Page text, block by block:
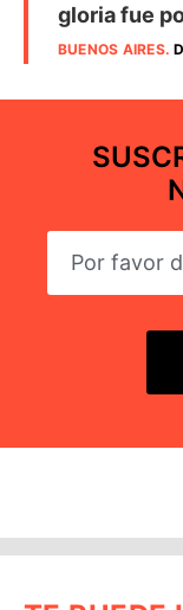
gloria fue
BUENOS AIRES.